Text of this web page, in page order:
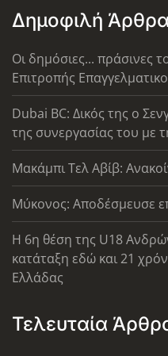
Δημοφιλή
Οι δημόσιες... πράσινες
Επιτροπής
Dubai BC: Δικός της ο
της συνεργασίας του με
Μακάμπι Τελ Αβίβ:
Μύκονος: Αποδέσμευσε
Η 6η θέση της U18
κατάταξη εδώ και 21
Ελλάδας
Τελευταία